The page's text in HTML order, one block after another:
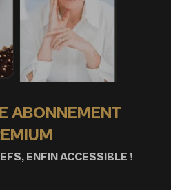
ABONNEMENT
ENFIN ACCESSIBLE !